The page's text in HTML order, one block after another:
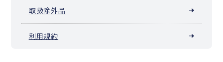
取扱除外品
利用規約